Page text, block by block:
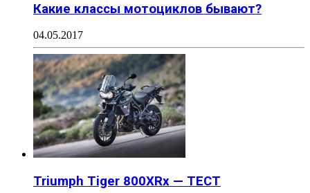
Какие классы мотоциклов бывают?
04.05.2017
Triumph Tiger 800XRx — ТЕСТ